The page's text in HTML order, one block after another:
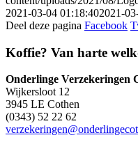
2021-03-04 01:18:402021-
Deel deze pagina Facebook
Koffie? Van harte
Onderlinge Verzekeringen
Wijkersloot 12
3945 LE Cothen
(0343) 52 22 62